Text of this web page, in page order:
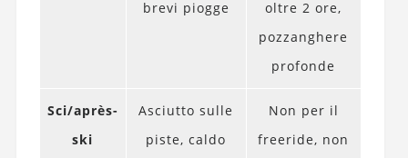
brevi piogge
oltre 2 ore,
pozzanghere
profonde
Sci/après-
ski
Asciutto sulle
piste, caldo
Non per il
freeride, non